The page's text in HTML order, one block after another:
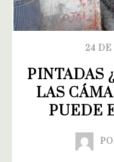
24 DE
PINTADAS
LAS
PUEDE